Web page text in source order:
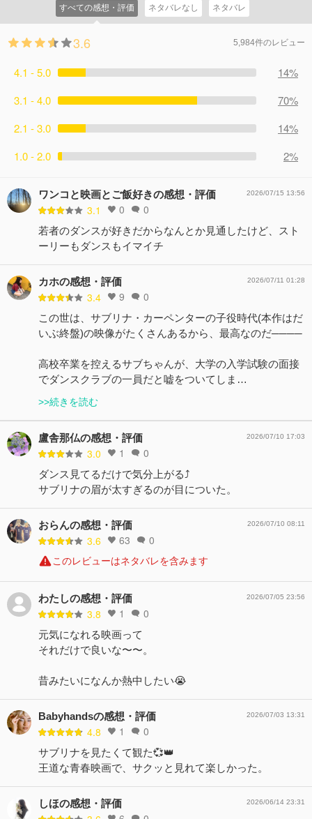
すべての感想・評価 ネタバレなし ネタバレ
3.6 5,984件のレビュー
4.1 - 5.0
14%
3.1 - 4.0
70%
2.1 - 3.0
14%
1.0 - 2.0
2%
ワンコと映画とご飯好きの感想・評価
3.1 0 0
2026/07/15 13:56
若者のダンスが好きだからなんとか見通したけど、スト
ーリーもダンスもイマイチ
カホの感想・評価
3.4 9 0
2026/07/11 01:28
この世は、サブリナ・カーペンターの子役時代(本作はだ
いぶ終盤)の映像がたくさんあるから、最高なのだ────
高校卒業を控えるサブちゃんが、大学の入学試験の面接
でダンスクラブの一員だと嘘をついてしま…
>>続きを読む
盧舎那仏の感想・評価
3.0 1 0
2026/07/10 17:03
ダンス見てるだけで気分上がる⤴️
サブリナの眉が太すぎるのが目についた。
おらんの感想・評価
3.6 63 0
2026/07/10 08:11
このレビューはネタバレを含みます
わたしの感想・評価
3.8 1 0
2026/07/05 23:56
元気になれる映画って
それだけで良いな〜〜。
昔みたいになんか熱中したい😭
Babyhandsの感想・評価
4.8 1 0
2026/07/03 13:31
サブリナを見たくて観た💞👑
王道な青春映画で、サクッと見れて楽しかった。
しほの感想・評価 2026/06/14 23:31